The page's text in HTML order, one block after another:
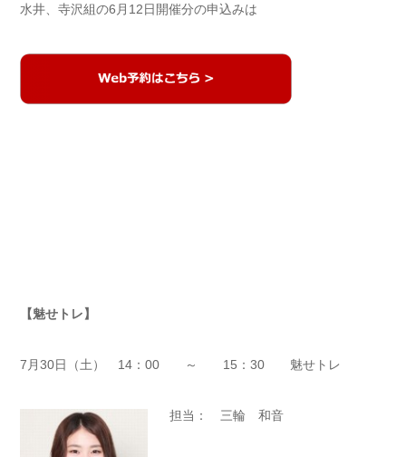
水井、寺沢組の6月12日開催分の申込みは
【魅せトレ】
7月30日（土） 14：00 ～ 15：30 魅せトレ
担当： 三輪 和音